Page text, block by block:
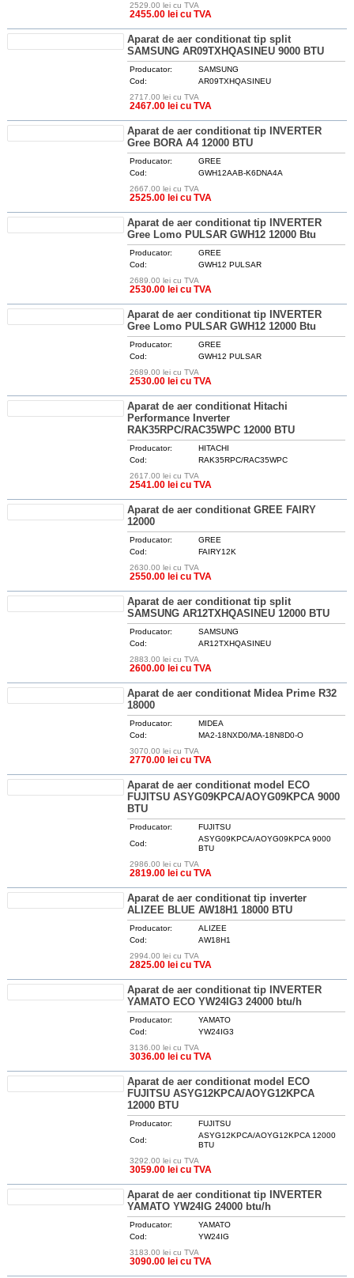
2529.00 lei cu TVA
2455.00 lei cu TVA
Aparat de aer conditionat tip split
SAMSUNG AR09TXHQASINEU 9000 BTU
Producator:
SAMSUNG
Cod:
AR09TXHQASINEU
2717.00 lei cu TVA
2467.00 lei cu TVA
Aparat de aer conditionat tip INVERTER
Gree BORA A4 12000 BTU
Producator:
GREE
Cod:
GWH12AAB-K6DNA4A
2667.00 lei cu TVA
2525.00 lei cu TVA
Aparat de aer conditionat tip INVERTER
Gree Lomo PULSAR GWH12 12000 Btu
Producator:
GREE
Cod:
GWH12 PULSAR
2689.00 lei cu TVA
2530.00 lei cu TVA
Aparat de aer conditionat tip INVERTER
Gree Lomo PULSAR GWH12 12000 Btu
Producator:
GREE
Cod:
GWH12 PULSAR
2689.00 lei cu TVA
2530.00 lei cu TVA
Aparat de aer conditionat Hitachi
Performance Inverter
RAK35RPC/RAC35WPC 12000 BTU
Producator:
HITACHI
Cod:
RAK35RPC/RAC35WPC
2617.00 lei cu TVA
2541.00 lei cu TVA
Aparat de aer conditionat GREE FAIRY
12000
Producator:
GREE
Cod:
FAIRY12K
2630.00 lei cu TVA
2550.00 lei cu TVA
Aparat de aer conditionat tip split
SAMSUNG AR12TXHQASINEU 12000 BTU
Producator:
SAMSUNG
Cod:
AR12TXHQASINEU
2883.00 lei cu TVA
2600.00 lei cu TVA
Aparat de aer conditionat Midea Prime R32
18000
Producator:
MIDEA
Cod:
MA2-18NXD0/MA-18N8D0-O
3070.00 lei cu TVA
2770.00 lei cu TVA
Aparat de aer conditionat model ECO
FUJITSU ASYG09KPCA/AOYG09KPCA 9000
BTU
Producator:
FUJITSU
Cod:
ASYG09KPCA/AOYG09KPCA 9000
BTU
2986.00 lei cu TVA
2819.00 lei cu TVA
Aparat de aer conditionat tip inverter
ALIZEE BLUE AW18H1 18000 BTU
Producator:
ALIZEE
Cod:
AW18H1
2994.00 lei cu TVA
2825.00 lei cu TVA
Aparat de aer conditionat tip INVERTER
YAMATO ECO YW24IG3 24000 btu/h
Producator:
YAMATO
Cod:
YW24IG3
3136.00 lei cu TVA
3036.00 lei cu TVA
Aparat de aer conditionat model ECO
FUJITSU ASYG12KPCA/AOYG12KPCA
12000 BTU
Producator:
FUJITSU
Cod:
ASYG12KPCA/AOYG12KPCA 12000
BTU
3292.00 lei cu TVA
3059.00 lei cu TVA
Aparat de aer conditionat tip INVERTER
YAMATO YW24IG 24000 btu/h
Producator:
YAMATO
Cod:
YW24IG
3183.00 lei cu TVA
3090.00 lei cu TVA